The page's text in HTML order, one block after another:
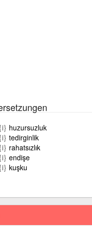
huzursuzluk
tedirginlik
rahatsızlık
endişe
kuşku